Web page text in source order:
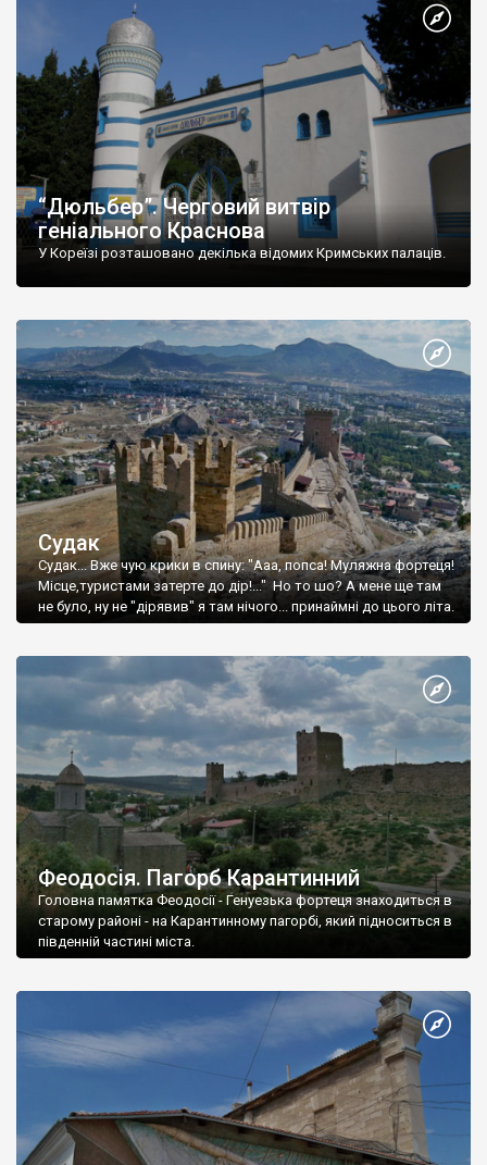
“Дюльбер”. Черговий витвір
геніального Краснова
У Кореїзі розташовано декілька відомих Кримських палаців.
Судак
Судак... Вже чую крики в спину: "Ааа, попса! Муляжна фортеця!
Місце,туристами затерте до дір!..." Но то шо? А мене ще там
не було, ну не "дірявив" я там нічого... принаймні до цього літа.
Феодосія. Пагорб Карантинний
Головна памятка Феодосії - Генуезька фортеця знаходиться в
старому районі - на Карантинному пагорбі, який підноситься в
південній частині міста.